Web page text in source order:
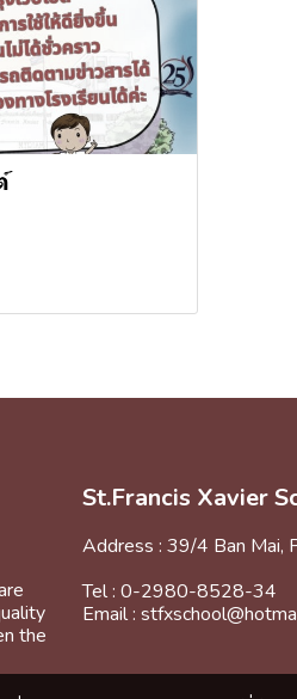
the
St.Francis Xavier
Address : 39/4 Ban Mai,
Tel : 0-2980-8528-34
Email :